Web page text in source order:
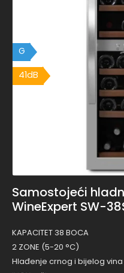
G
41dB
41dB
Samostojeći
WineExpert SW-
KAPACITET 38 BOCA
2 ZONE (5-20 °C)
Hlađenje crnog i bijelog vina